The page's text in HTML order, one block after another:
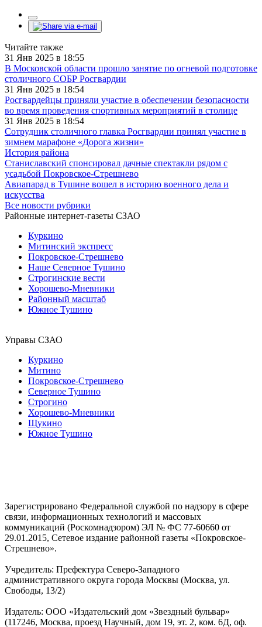
Читайте также
31 Янв 2025 в 18:55
В Московской области прошло занятие по огневой подготовке
столичного СОБР Росгвардии
31 Янв 2025 в 18:54
Росгвардейцы приняли участие в обеспечении безопасности
во время проведения спортивных мероприятий в столице
31 Янв 2025 в 18:54
Сотрудник столичного главка Росгвардии принял участие в
зимнем марафоне «Дорога жизни»
История района
Станиславский спонсировал дачные спектакли рядом с
усадьбой Покровское-Стрешнево
Авиапарад в Тушине вошел в историю военного дела и
искусства
Все новости рубрики
Районные интернет-газеты СЗАО
Куркино
Митинский экспресс
Покровское-Стрешнево
Наше Северное Тушино
Строгинские вести
Хорошево-Мневники
Районный масштаб
Южное Тушино
Управы СЗАО
Куркино
Митино
Покровское-Стрешнево
Северное Тушино
Строгино
Хорошево-Мневники
Щукино
Южное Тушино
Зарегистрировано Федеральной службой по надзору в сфере
связи, информационных технологий и массовых
коммуникаций (Роскомнадзором) ЭЛ № ФС 77-60660 от
29.01.2015, Сетевое издание районной газеты «Покровское-
Стрешнево».
Учредитель: Префектура Северо-Западного
административного округа города Москвы (Москва, ул.
Свободы, 13/2)
Издатель: ООО «Издательский дом «Звездный бульвар»
(117246, Москва, проезд Научный, дом 19, эт. 2, ком. 6Д, оф.